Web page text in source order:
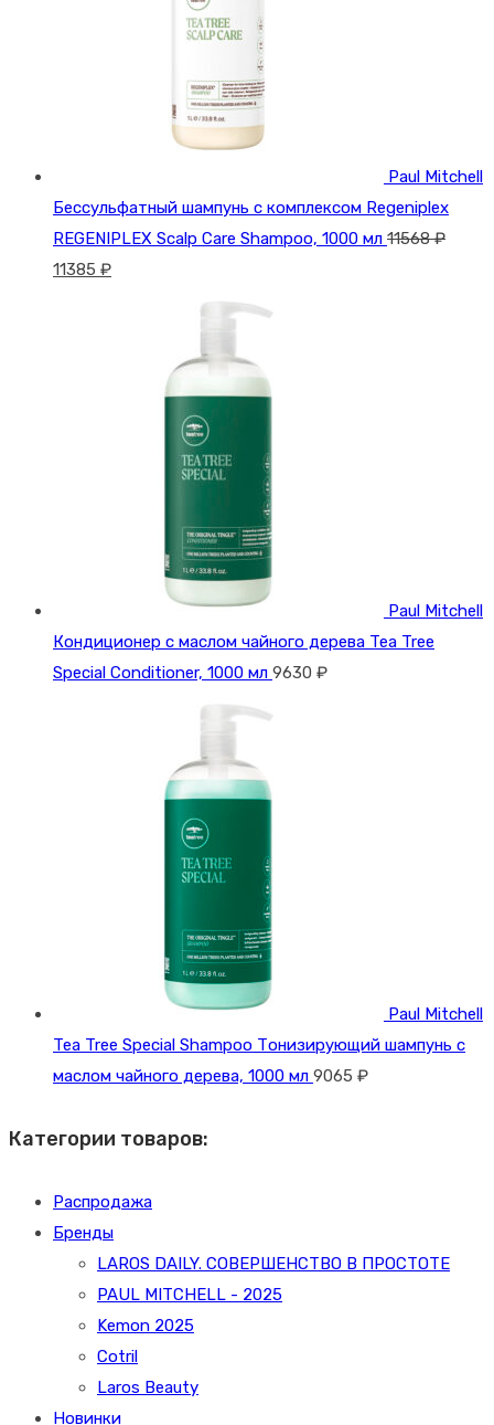
Paul Mitchell
Бессульфатный шампунь с комплексом Regeniplex
REGENIPLEX Scalp Care Shampoo, 1000 мл 11568₽
Первоначальная
11385 ₽Текущая
Paul Mitchell
Кондиционер с маслом чайного дерева Tea Tree
Special Conditioner, 1000 мл 9630 ₽
Paul Mitchell
Tea Tree Special Shampoo Тонизирующий шампунь с
маслом чайного дерева, 1000 мл 9065 ₽
Категории товаров:
Распродажа
Бренды
LAROS DAILY. СОВЕРШЕНСТВО В ПРОСТОТЕ
PAUL MITCHELL - 2025
Kemon 2025
Cotril
Laros Beauty
Новинки